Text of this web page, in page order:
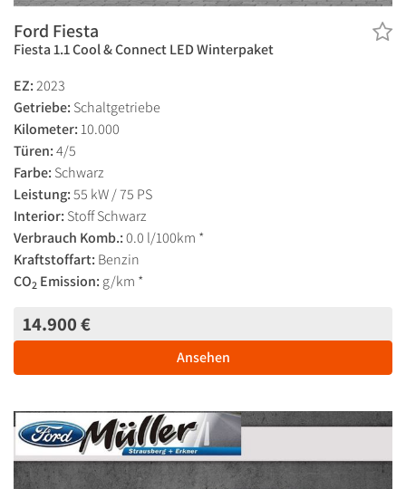
Ford Fiesta
Fiesta 1.1 Cool & Connect LED Winterpaket
EZ:2023
Getriebe: Schaltgetriebe
Kilometer: 10.000
Türen:4/5
Farbe: Schwarz
Leistung:55 kW / 75 PS
Interior: Stoff Schwarz
Verbrauch Komb.:0.0 l/100km *
Kraftstoffart: Benzin
CO2 Emission: g/km *
14.900 €
Ansehen